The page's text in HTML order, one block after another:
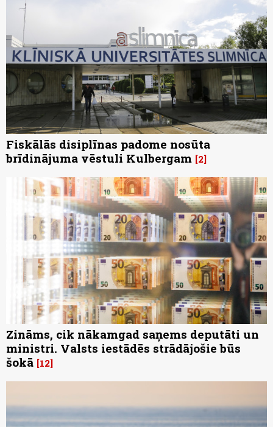
Fiskālās disiplīnas padome nosūta
brīdinājuma vēstuli Kulbergam 2
Zināms, cik nākamgad saņems deputāti un
ministri. Valsts iestādēs strādājošie būs
šokā 12